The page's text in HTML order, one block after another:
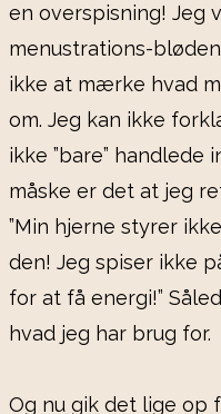
en overspisning! Jeg
menustrations-
ikke at mærke hvad
om. Jeg kan ikke
ikke ”bare” handlede
måske er det at jeg
”Min hjerne styrer
den! Jeg spiser ikke
for at få energi!”
hvad jeg har brug for.
Og nu gik det lige op